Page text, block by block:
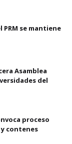
PRM se mantiene
Asamblea
del
proceso
contenes